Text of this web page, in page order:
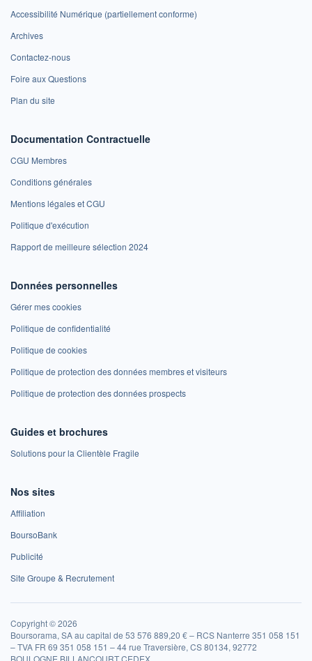
Accessibilité Numérique (partiellement conforme)
Archives
Contactez-nous
Foire aux Questions
Plan du site
Documentation Contractuelle
CGU Membres
Conditions générales
Mentions légales et CGU
Politique d'exécution
Rapport de meilleure sélection 2024
Données personnelles
Gérer mes cookies
Politique de confidentialité
Politique de cookies
Politique de protection des données membres et visiteurs
Politique de protection des données prospects
Guides et brochures
Solutions pour la Clientèle Fragile
Nos sites
Affiliation
BoursoBank
Publicité
Site Groupe & Recrutement
Copyright © 2026
Boursorama, SA au capital de 53 576 889,20 € – RCS Nanterre 351 058 151
– TVA FR 69 351 058 151 – 44 rue Traversière, CS 80134, 92772
BOULOGNE BILLANCOURT CEDEX